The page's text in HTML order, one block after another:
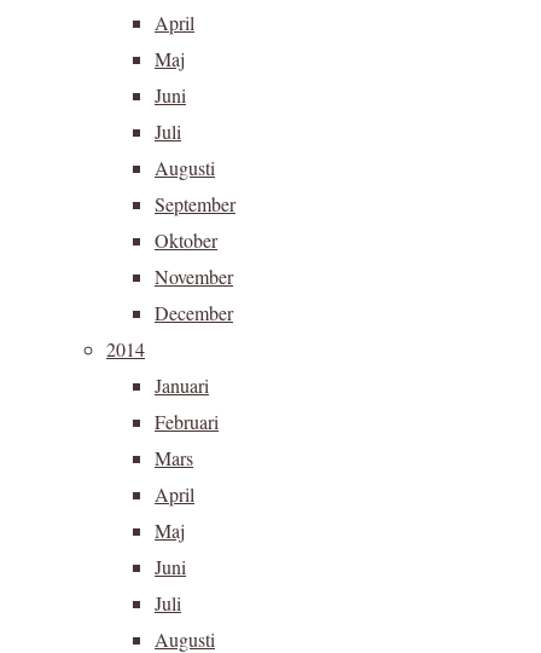
April
Maj
Juni
Juli
Augusti
September
Oktober
November
December
2014
Januari
Februari
Mars
April
Maj
Juni
Juli
Augusti